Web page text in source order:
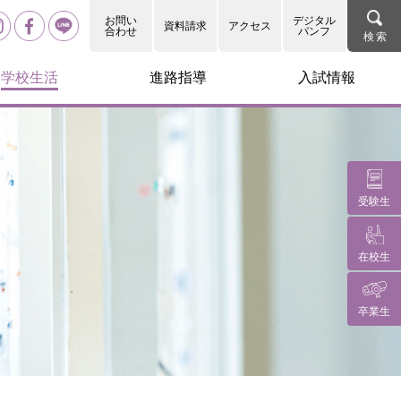
お問い
合わせ
資料請求 アクセス
デジタル
パンフ
学校生活 進路指導 入試情報
受験生
在校生
卒業生